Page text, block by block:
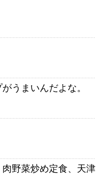
うまいんだよな。
野菜炒め定食、天津